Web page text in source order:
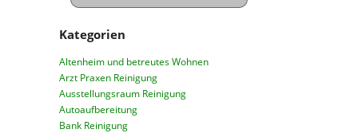
Kategorien
Altenheim und betreutes Wohnen
Arzt Praxen Reinigung
Ausstellungsraum Reinigung
Autoaufbereitung
Bank Reinigung